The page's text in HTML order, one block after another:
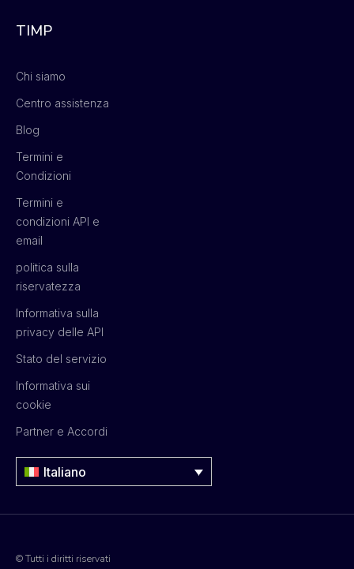
TIMP
Chi siamo
Centro assistenza
Blog
Termini e
Condizioni
Termini e
condizioni API e
email
politica sulla
riservatezza
Informativa sulla
privacy delle API
Stato del servizio
Informativa sui
cookie
Partner e Accordi
Italiano
© Tutti i diritti riservati